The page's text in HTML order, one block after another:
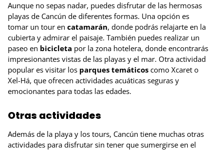
Aunque no sepas nadar, puedes disfrutar de las hermosas
playas de Cancún de diferentes formas. Una opción es
tomar un tour en catamarán, donde podrás relajarte en la
cubierta y admirar el paisaje. También puedes realizar un
paseo en bicicleta por la zona hotelera, donde encontrarás
impresionantes vistas de las playas y el mar. Otra actividad
popular es visitar los parques temáticos como Xcaret o
Xel-Há, que ofrecen actividades acuáticas seguras y
emocionantes para todas las edades.
Otras actividades
Además de la playa y los tours, Cancún tiene muchas otras
actividades para disfrutar sin tener que sumergirse en el